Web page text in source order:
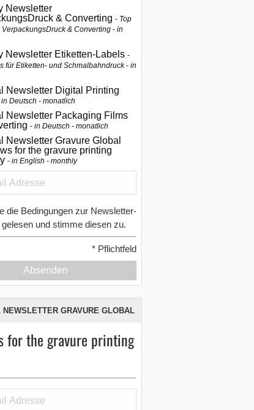
Newsletter
& Converting Top
VerpackungsDruck & Converting - in
Newsletter Etiketten-Labels
für Etiketten- und Schmalbahndruck - in
Newsletter Digital Printing
in Deutsch - monatlich
Newsletter Packaging Films
in Deutsch - monatlich
Newsletter Gravure Global
for the gravure printing
in English - monthly
die Bedingungen zur Newsletter-
und stimme diesen zu.
* Pflichtfeld
Absenden
NEWSLETTER GRAVURE GLOBAL
for the gravure printing